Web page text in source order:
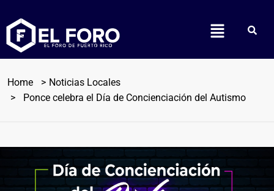
Home
Noticias Locales
Ponce celebra el Día de Concienciación del Autismo